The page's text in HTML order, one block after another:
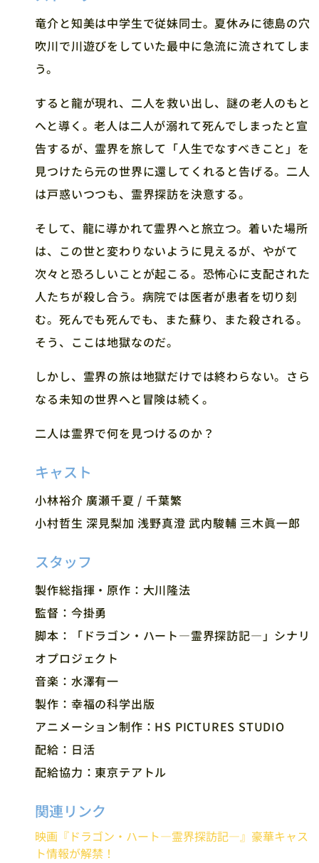
竜介と知美は中学生で従妹同士。夏休みに徳島の穴
吹川で川遊びをしていた最中に急流に流されてしま
う。
すると龍が現れ、二人を救い出し、謎の老人のもと
へと導く。老人は二人が溺れて死んでしまったと宣
告するが、霊界を旅して「人生でなすべきこと」を
見つけたら元の世界に還してくれると告げる。二人
は戸惑いつつも、霊界探訪を決意する。
そして、龍に導かれて霊界へと旅立つ。着いた場所
は、この世と変わりないように見えるが、やがて
次々と恐ろしいことが起こる。恐怖心に支配された
人たちが殺し合う。病院では医者が患者を切り刻
む。死んでも死んでも、また蘇り、また殺される。
そう、ここは地獄なのだ。
しかし、霊界の旅は地獄だけでは終わらない。さら
なる未知の世界へと冒険は続く。
二人は霊界で何を見つけるのか？
キャスト
小林裕介 廣瀬千夏 / 千葉繁
小村哲生 深見梨加 浅野真澄 武内駿輔 三木眞一郎
スタッフ
製作総指揮・原作：大川隆法
監督：今掛勇
脚本：「ドラゴン・ハート―霊界探訪記―」シナリ
オプロジェクト
音楽：水澤有一
製作：幸福の科学出版
アニメーション制作：HS PICTURES STUDIO
配給：日活
配給協力：東京テアトル
関連リンク
映画『ドラゴン・ハート―霊界探訪記―』豪華キャス
ト情報が解禁！